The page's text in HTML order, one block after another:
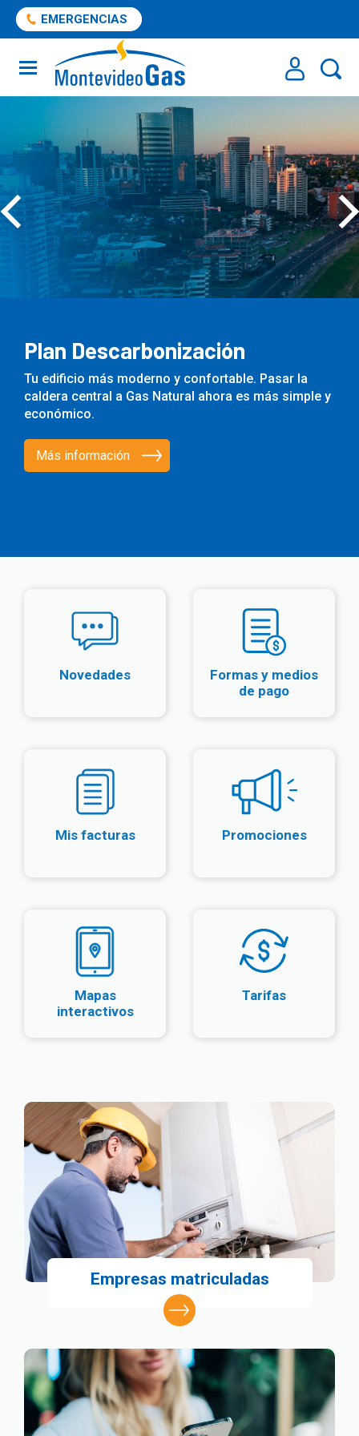
EMERGENCIAS
Plan Descarbonización
Tu edificio más moderno y confortable. Pasar la
caldera central a Gas Natural ahora es más simple y
económico.
Más información
Novedades
Formas y medios
de pago
Mis facturas Promociones
Mapas
interactivos
Tarifas
Empresas matriculadas